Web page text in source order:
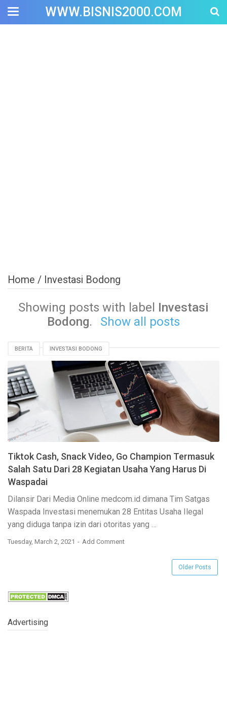
WWW.BISNIS2000.COM
Home / Investasi Bodong
Showing posts with label Investasi
Bodong. Show all posts
BERITA INVESTASI BODONG
Tiktok Cash, Snack Video, Go Champion Termasuk
Salah Satu Dari 28 Kegiatan Usaha Yang Harus Di
Waspadai
Dilansir Dari Media Online medcom.id dimana Tim Satgas
Waspada Investasi menemukan 28 Entitas Usaha Ilegal
yang diduga tanpa izin dari otoritas yang …
Tuesday, March 2, 2021 Add Comment
Older Posts
Advertising